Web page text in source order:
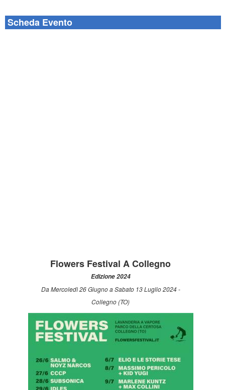
Scheda Evento
Flowers Festival A Collegno
Edizione 2024
Da Mercoledì 26 Giugno a Sabato 13 Luglio 2024 -
Collegno (TO)